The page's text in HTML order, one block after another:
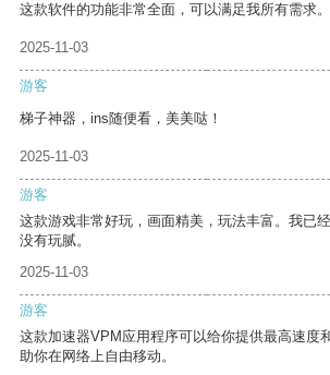
这款软件的功能非常全面，可以满足我所有需求。
2025-11-03
游客
梯子神器，ins随便看，美美哒！
2025-11-03
游客
这款游戏非常好玩，画面精美，玩法丰富。我已
没有玩腻。
2025-11-03
游客
这款加速器VPM应用程序可以给你提供最高速度
助你在网络上自由移动。